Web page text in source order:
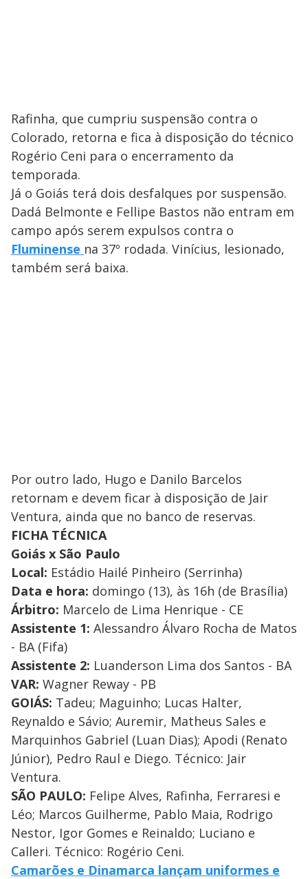
Rafinha, que cumpriu suspensão contra o
Colorado, retorna e fica à disposição do técnico
Rogério Ceni para o encerramento da
temporada.
Já o Goiás terá dois desfalques por suspensão.
Dadá Belmonte e Fellipe Bastos não entram em
campo após serem expulsos contra o
Fluminense na 37º rodada. Vinícius, lesionado,
também será baixa.
Por outro lado, Hugo e Danilo Barcelos
retornam e devem ficar à disposição de Jair
Ventura, ainda que no banco de reservas.
FICHA TÉCNICA
Goiás x São Paulo
Local: Estádio Hailé Pinheiro (Serrinha)
Data e hora: domingo (13), às 16h (de Brasília)
Árbitro: Marcelo de Lima Henrique - CE
Assistente 1: Alessandro Álvaro Rocha de Matos
- BA (Fifa)
Assistente 2: Luanderson Lima dos Santos - BA
VAR: Wagner Reway - PB
GOIÁS: Tadeu; Maguinho; Lucas Halter,
Reynaldo e Sávio; Auremir, Matheus Sales e
Marquinhos Gabriel (Luan Dias); Apodi (Renato
Júnior), Pedro Raul e Diego. Técnico: Jair
Ventura.
SÃO PAULO: Felipe Alves, Rafinha, Ferraresi e
Léo; Marcos Guilherme, Pablo Maia, Rodrigo
Nestor, Igor Gomes e Reinaldo; Luciano e
Calleri. Técnico: Rogério Ceni.
Camarões e Dinamarca lançam uniformes e